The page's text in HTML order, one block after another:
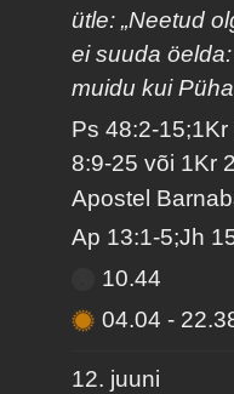
ütle: „Neetud
ei suuda
muidu kui
Ps 48:2-
8:9-25 või 1Kr
Apostel
Ap 13:1-5;Jh
10.44
04.04-
12. juuni